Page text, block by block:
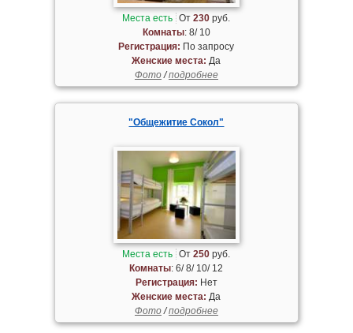
Места есть От230 руб.
Комнаты: 8/ 10
Регистрация: По запросу
Женские места: Да
Фото/подробнее
"Общежитие Сокол"
Места есть От250 руб.
Комнаты: 6/ 8/ 10/ 12
Регистрация: Нет
Женские места: Да
Фото/подробнее